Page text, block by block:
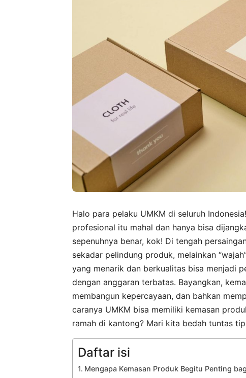
Halo para pelaku UMKM di seluruh
profesional itu mahal dan hanya bisa
sepenuhnya benar, kok! Di tengah
sekadar pelindung produk, melainkan
yang menarik dan berkualitas bisa menjadi
dengan anggaran terbatas. Bayangkan,
membangun kepercayaan, dan bahkan
caranya UMKM bisa memiliki kemasan
ramah di kantong? Mari kita bedah tuntas
Daftar isi
Mengapa Kemasan Produk Begitu Penting